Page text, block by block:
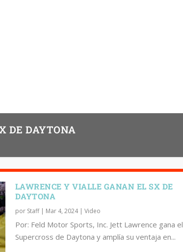
DE DAYTONA
LAWRENCE Y VIALLE GANAN EL SX DE
DAYTONA
por Staff| Mar 4, 2024| Video
Por: Feld Motor Sports, Inc. Jett Lawrence gana el
Supercross de Daytona y amplía su ventaja en...